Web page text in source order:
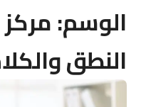
الوسم:
النطق